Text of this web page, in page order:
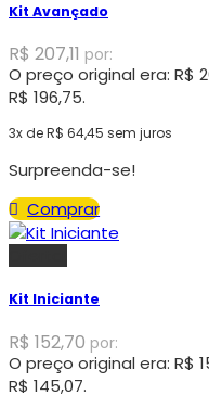
Kit Avançado
R$ 207,11 por:
O preço original era: R$
R$ 196,75.
3x deR$ 64,45 sem juros
Surpreenda-se!
Comprar
Kit Iniciante
R$ 152,70 por:
O preço original era: R$
R$ 145,07.